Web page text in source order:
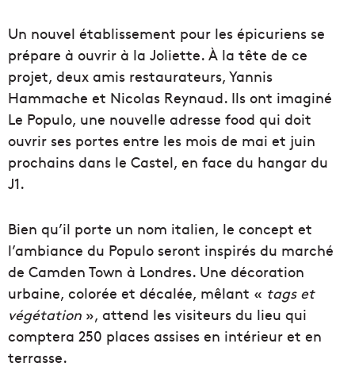
Un nouvel établissement pour les épicuriens se
prépare à ouvrir à la Joliette. À la tête de ce
projet, deux amis restaurateurs, Yannis
Hammache et Nicolas Reynaud. Ils ont imaginé
Le Populo, une nouvelle adresse food qui doit
ouvrir ses portes entre les mois de mai et juin
prochains dans le Castel, en face du hangar du
J1.
Bien qu’il porte un nom italien, le concept et
l’ambiance du Populo seront inspirés du marché
de Camden Town à Londres. Une décoration
urbaine, colorée et décalée, mêlant « tags et
végétation », attend les visiteurs du lieu qui
comptera 250 places assises en intérieur et en
terrasse.